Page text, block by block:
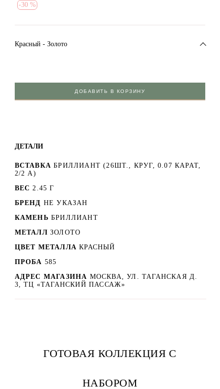
-30 %
Красный - Золото
ДОБАВИТЬ В КОРЗИНУ
ДЕТАЛИ
ВСТАВКА БРИЛЛИАНТ (26ШТ., КРУГ, 0.07 КАРАТ,
2/2 А)
ВЕС 2.45 Г
БРЕНД НЕ УКАЗАН
КАМЕНЬ БРИЛЛИАНТ
МЕТАЛЛ ЗОЛОТО
ЦВЕТ МЕТАЛЛА КРАСНЫЙ
ПРОБА 585
АДРЕС МАГАЗИНА МОСКВА, УЛ. ТАГАНСКАЯ Д.
3, ТЦ «ТАГАНСКИЙ ПАССАЖ»
ГОТОВАЯ КОЛЛЕКЦИЯ С
НАБОРОМ